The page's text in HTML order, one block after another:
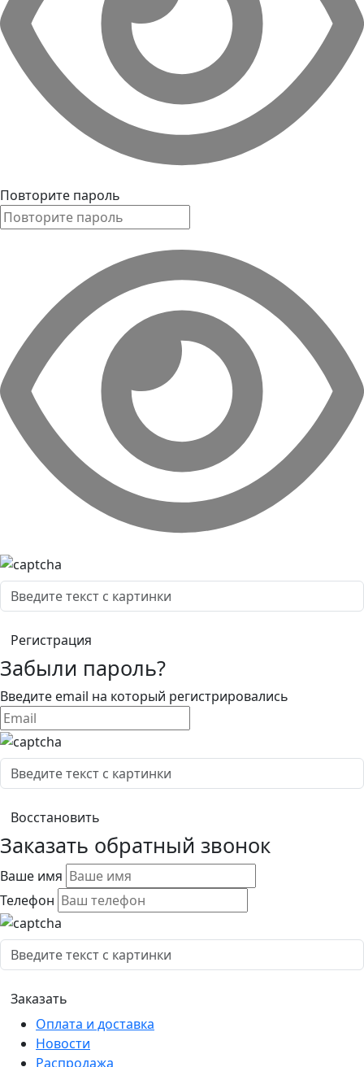
Повторите пароль
Забыли пароль?
Введите email на который регистрировались
Заказать обратный звонок
Ваше имя
Телефон
Оплата и доставка
Новости
Распродажа